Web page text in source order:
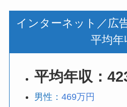
インターネット／広
平均年
平均年収：
男性：469万円